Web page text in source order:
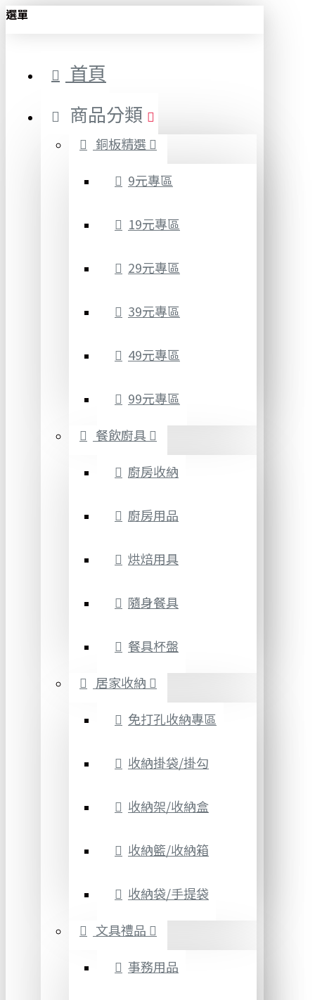
選單
首頁
商品分類
銅板精選
9元專區
19元專區
29元專區
39元專區
49元專區
99元專區
餐飲廚具
廚房收納
廚房用品
烘焙用具
隨身餐具
餐具杯盤
居家收納
免打孔收納專區
收納掛袋/掛勾
收納架/收納盒
收納籃/收納箱
收納袋/手提袋
文具禮品
事務用品